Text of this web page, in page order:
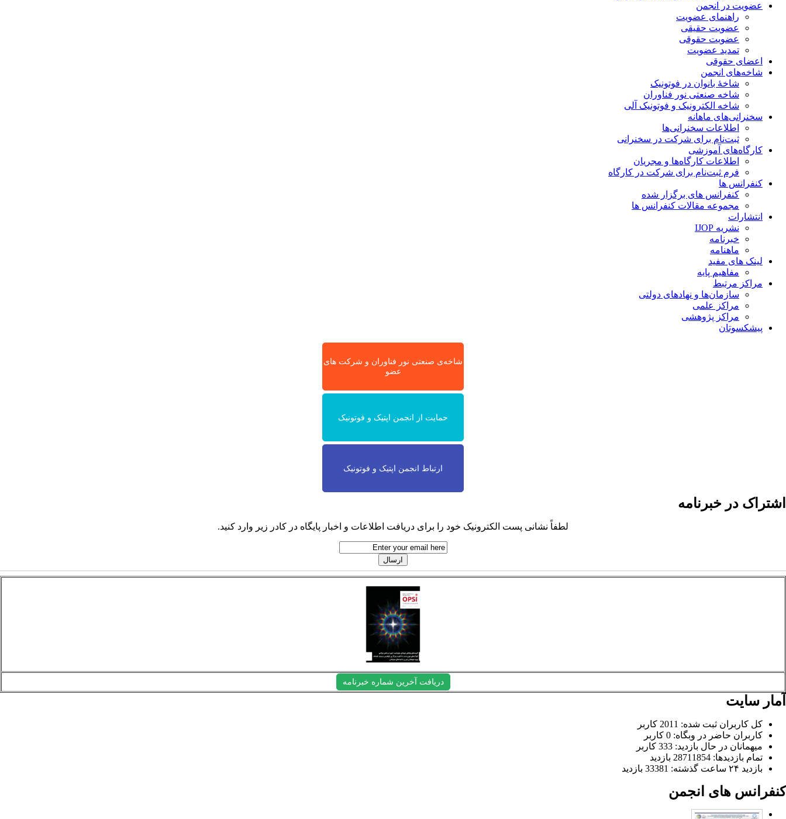
عضویت در انجمن
راهنمای عضویت
عضویت حقیقی
عضویت حقوقی
تمدید عضویت
اعضای حقوقی
شاخه‌های انجمن
شاخۀ بانوان در فوتونیک
شاخه صنعتی نور فناوران
شاخه‌ الکترونیک و فوتونیک آلی
سخنرانی‌های ماهانه
اطلاعات سخنرانی‌‌ها
ثبت‌نام برای شرکت در سخنرانی
کارگاه‌های آموزشی
اطلاعات کارگاه‌ها و مجریان
فرم ثبت‌نام برای شرکت در کارگاه
کنفرانس ها
کنفرانس های برگزار شده
مجموعه مقالات کنفرانس ها
انتشارات
نشریه IJOP
خبرنامه
ماهنامه
لینک های مفید
مفاهیم پایه
مراکز مرتبط
سازمان‌ها و نهادهای دولتی
مراکز علمی
مراکز پژوهشی
پیشکسوتان
شاخه‌ی صنعتی نور فناوران و شرکت های
عضو
حمایت از انجمن اپتیک و فوتونیک
ارتباط انجمن اپتیک و فوتونیک
اشتراک در خبرنامه
لطفاً نشانی پست الکترونیک خود را برای دریافت اطلاعات و اخبار پایگاه در کادر زیر وارد کنید.
دریافت آخرین شماره خبرنامه
آمار سایت
کل کاربران ثبت شده: 2011 کاربر
کاربران حاضر در وبگاه: 0 کاربر
میهمانان در حال بازدید: 333 کاربر
تمام بازدید‌ها: 28711854 بازدید
بازدید ۲۴ ساعت گذشته: 33381 بازدید
کنفرانس های انجمن